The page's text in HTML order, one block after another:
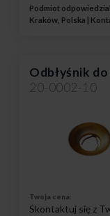
Podmiot
Kraków, Polska |
Odbłyśnik
20-0002-10
Twoja cena:
Skontaktuj się z